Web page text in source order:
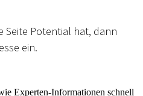
Seite Potential hat, dann
ein.
Experten-Informationen schnell